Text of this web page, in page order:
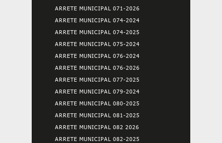
ARRETE MUNICIPAL 071-2026
ARRETE MUNICIPAL 074-2024
ARRETE MUNICIPAL 074-2025
ARRETE MUNICIPAL 075-2024
ARRETE MUNICIPAL 076-2024
ARRETE MUNICIPAL 076-2026
ARRETE MUNICIPAL 077-2025
ARRETE MUNICIPAL 079-2024
ARRETE MUNICIPAL 080-2025
ARRETE MUNICIPAL 081-2025
ARRETE MUNICIPAL 082 2026
ARRETE MUNICIPAL 082-2025